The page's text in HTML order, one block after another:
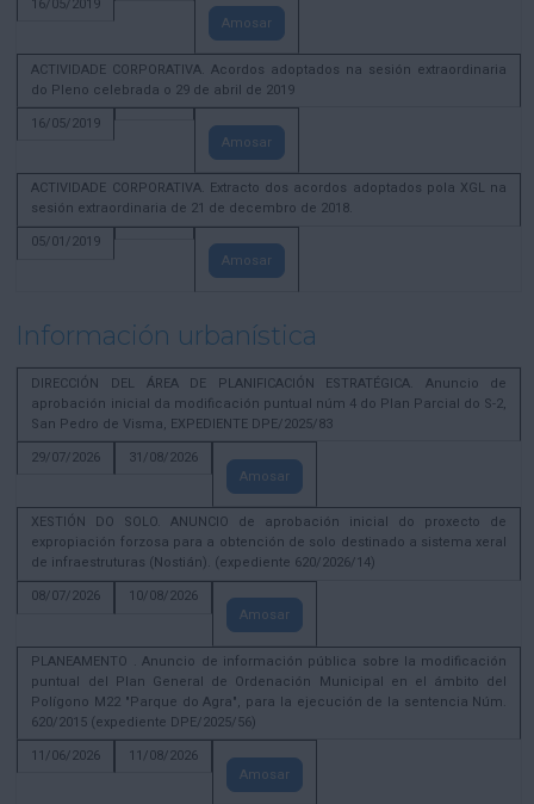
16/05/2019
Amosar
ACTIVIDADE CORPORATIVA. Acordos adoptados na sesión extraordinaria
do Pleno celebrada o 29 de abril de 2019
16/05/2019
Amosar
ACTIVIDADE CORPORATIVA. Extracto dos acordos adoptados pola XGL na
sesión extraordinaria de 21 de decembro de 2018.
05/01/2019
Amosar
Información urbanística
DIRECCIÓN DEL ÁREA DE PLANIFICACIÓN ESTRATÉGICA. Anuncio de
aprobación inicial da modificación puntual núm 4 do Plan Parcial do S-2,
San Pedro de Visma, EXPEDIENTE DPE/2025/83
29/07/2026
31/08/2026
Amosar
XESTIÓN DO SOLO. ANUNCIO de aprobación inicial do proxecto de
expropiación forzosa para a obtención de solo destinado a sistema xeral
de infraestruturas (Nostián). (expediente 620/2026/14)
08/07/2026
10/08/2026
Amosar
PLANEAMENTO . Anuncio de información pública sobre la modificación
puntual del Plan General de Ordenación Municipal en el ámbito del
Polígono M22 "Parque do Agra", para la ejecución de la sentencia Núm.
620/2015 (expediente DPE/2025/56)
11/06/2026
11/08/2026
Amosar